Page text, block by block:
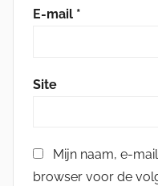
E-mail *
Site
Mijn naam, e-
browser voor de